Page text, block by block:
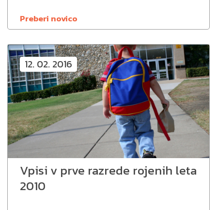
Preberi novico
12. 02. 2016
Vpisi v prve razrede rojenih leta
2010